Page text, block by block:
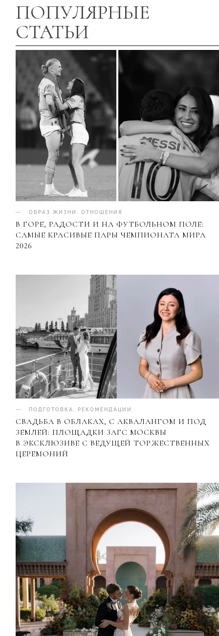
ПОПУЛЯРНЫЕ
СТАТЬИ
ОБРАЗ ЖИЗНИ . ОТНОШЕНИЯ
В ГОРЕ, РАДОСТИ И НА ФУТБОЛЬНОМ ПОЛЕ:
САМЫЕ КРАСИВЫЕ ПАРЫ ЧЕМПИОНАТА МИРА
2026
ПОДГОТОВКА РЕКОМЕНДАЦИИ
СВАДЬБА В ОБЛАКАХ, С АКВАЛАНГОМ И ПОД
ЗЕМЛЕЙ: ПЛОЩАДКИ ЗАГС МОСКВЫ
В ЭКСКЛЮЗИВЕ С ВЕДУЩЕЙ ТОРЖЕСТВЕННЫХ
ЦЕРЕМОНИЙ